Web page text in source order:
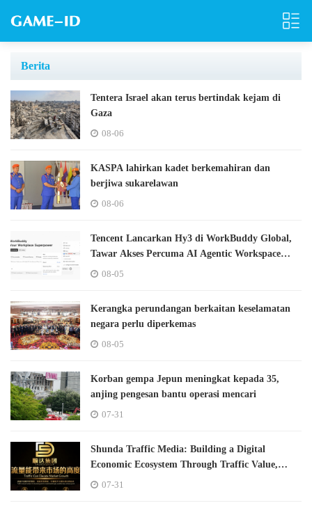
Berita
Tentera Israel akan terus bertindak kejam di
Gaza
08-06
KASPA lahirkan kadet berkemahiran dan
berjiwa sukarelawan
08-06
Tencent Lancarkan Hy3 di WorkBuddy Global,
Tawar Akses Percuma AI Agentic Workspace
Sepanjang Ogos
08-05
Kerangka perundangan berkaitan keselamatan
negara perlu diperkemas
08-05
Korban gempa Jepun meningkat kepada 35,
anjing pengesan bantu operasi mencari
07-31
Shunda Traffic Media: Building a Digital
Economic Ecosystem Through Traffic Value,
Technology, and Global Connectivity
07-31